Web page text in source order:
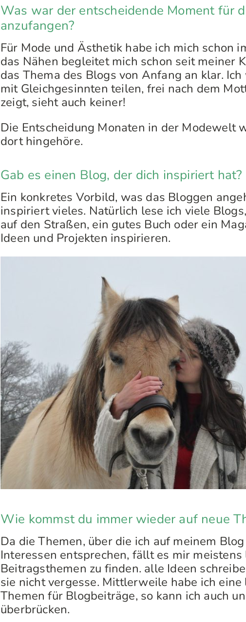
Was war der entscheidende Moment für
anzufangen?
Für Mode und Ästhetik habe ich mich schon
das Nähen begleitet mich schon seit meiner
das Thema des Blogs von Anfang an klar.
mit Gleichgesinnten teilen, frei nach dem
zeigt, sieht auch keiner!
Die Entscheidung Monaten in der Modewelt
dort hingehöre.
Gab es einen Blog, der dich inspiriert
Ein konkretes Vorbild, was das Bloggen
inspiriert vieles. Natürlich lese ich viele
auf den Straßen, ein gutes Buch oder ein
Ideen und Projekten inspirieren.
Wie kommst du immer wieder auf neue
Da die Themen, über die ich auf meinem
Interessen entsprechen, fällt es mir meistens
Beitragsthemen zu finden. alle Ideen
sie nicht vergesse. Mittlerweile habe ich
Themen für Blogbeiträge, so kann ich auch
überbrücken.